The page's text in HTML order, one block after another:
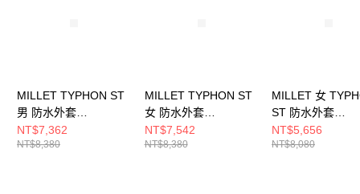
MILLET TYPHON ST
男 防水外套
MIV03168N9886
NT$7,362
NT$8,380
MILLET TYPHON ST
女 防水外套
MIV03207N7365
NT$7,542
NT$8,380
MILLET 女
ST 防水外套
MIV03207N9845
NT$5,656
NT$8,080